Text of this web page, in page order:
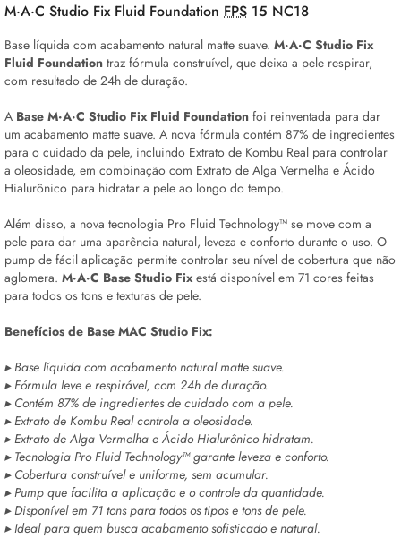
M·A·C Studio Fix Fluid Foundation FPS 15 NC18
Base líquida com acabamento natural matte suave. M·A·C Studio Fix
Fluid Foundation traz fórmula construível, que deixa a pele respirar,
com resultado de 24h de duração.
A Base M·A·C Studio Fix Fluid Foundation foi reinventada para dar
um acabamento matte suave. A nova fórmula contém 87% de ingredientes
para o cuidado da pele, incluindo Extrato de Kombu Real para controlar
a oleosidade, em combinação com Extrato de Alga Vermelha e Ácido
Hialurônico para hidratar a pele ao longo do tempo.
Além disso, a nova tecnologia Pro Fluid Technology™ se move com a
pele para dar uma aparência natural, leveza e conforto durante o uso. O
pump de fácil aplicação permite controlar seu nível de cobertura que não
aglomera. M·A·C Base Studio Fix está disponível em 71 cores feitas
para todos os tons e texturas de pele.
Benefícios de Base MAC Studio Fix:
▸ Base líquida com acabamento natural matte suave.
▸ Fórmula leve e respirável, com 24h de duração.
▸ Contém 87% de ingredientes de cuidado com a pele.
▸ Extrato de Kombu Real controla a oleosidade.
▸ Extrato de Alga Vermelha e Ácido Hialurônico hidratam.
▸ Tecnologia Pro Fluid Technology™ garante leveza e conforto.
▸ Cobertura construível e uniforme, sem acumular.
▸ Pump que facilita a aplicação e o controle da quantidade.
▸ Disponível em 71 tons para todos os tipos e tons de pele.
▸ Ideal para quem busca acabamento sofisticado e natural.